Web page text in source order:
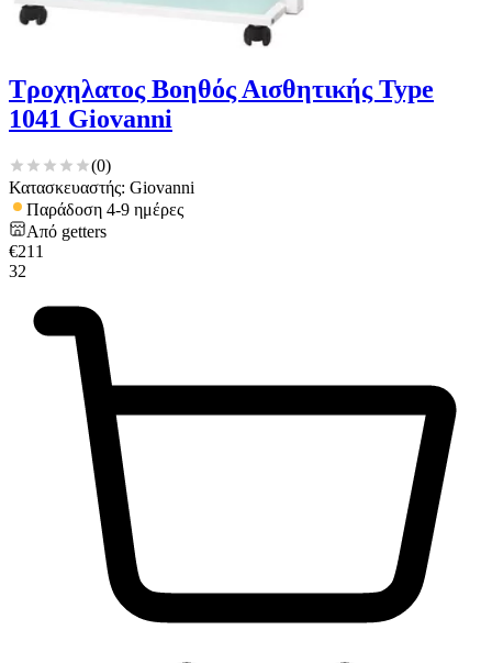
Τροχηλατος Βοηθός Αισθητικής Type
1041 Giovanni
(0)
Κατασκευαστής: Giovanni
Παράδοση 4-9 ημέρες
Από getters
€211
32